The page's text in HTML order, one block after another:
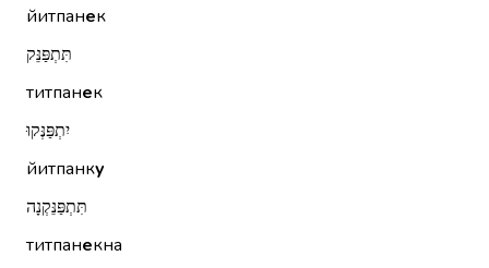
йитпанек
תִּתְפַּנֵּק
титпанек
יִתְפַּנְּקוּ
йитпанку
תִּתְפַּנֵּקְנָה
титпанекна